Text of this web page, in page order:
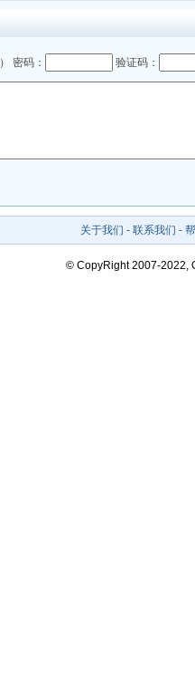
） 密码： 验证码：
关于我们 - 联系我们 -
© CopyRight 2007-2022,